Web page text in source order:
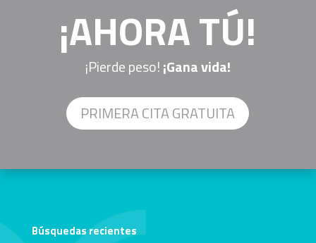
¡AHORA TÚ!
¡Pierde peso!¡Gana vida!
PRIMERA CITA GRATUITA
Búsquedas recientes